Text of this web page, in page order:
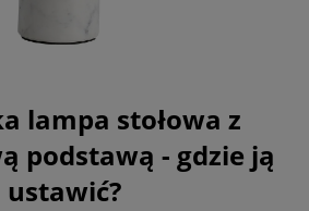
lampa stołowa z
podstawą - gdzie ją
ustawić?